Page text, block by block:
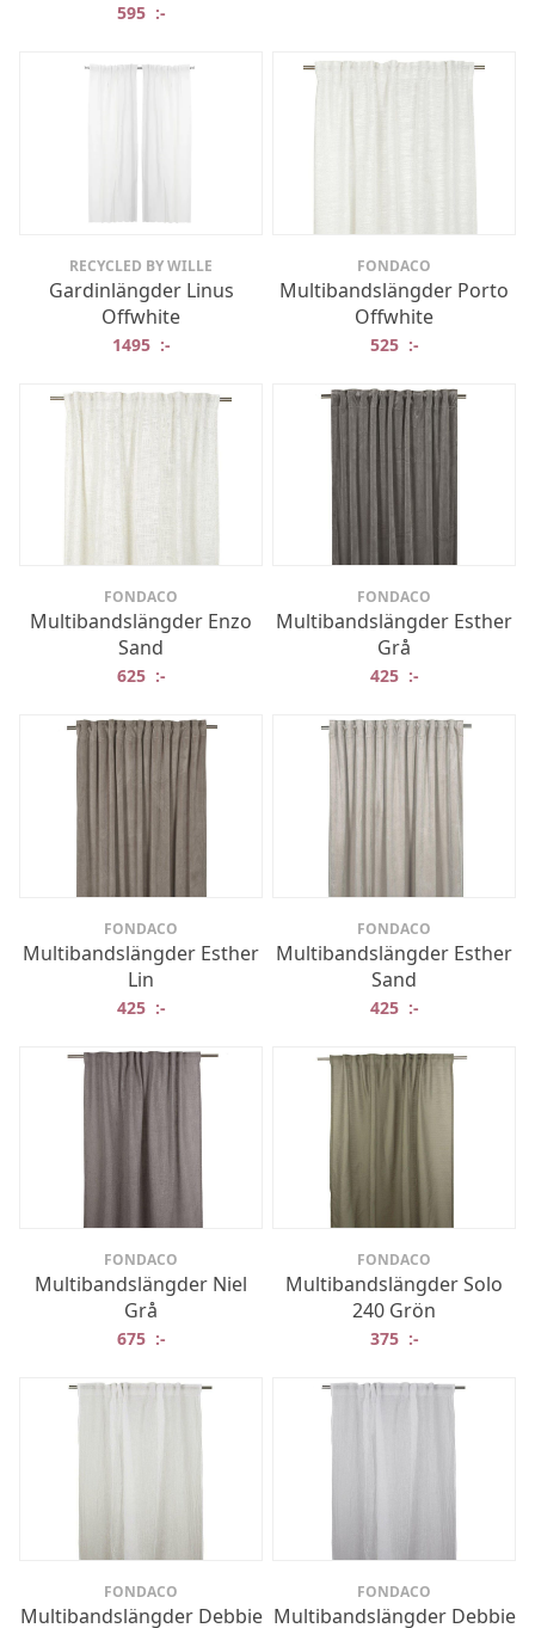
595 :-
RECYCLED BY WILLE
Gardinlängder Linus
Offwhite
1495 :-
FONDACO
Multibandslängder Porto
Offwhite
525 :-
FONDACO
Multibandslängder Enzo
Sand
625 :-
FONDACO
Multibandslängder Esther
Grå
425 :-
FONDACO
Multibandslängder Esther
Lin
425 :-
FONDACO
Multibandslängder Esther
Sand
425 :-
FONDACO
Multibandslängder Niel
Grå
675 :-
FONDACO
Multibandslängder Solo
240 Grön
375 :-
FONDACO
Multibandslängder Debbie
FONDACO
Multibandslängder Debbie